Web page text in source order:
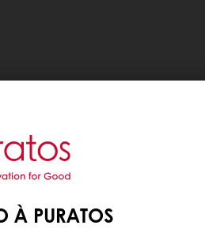
À PURATOS